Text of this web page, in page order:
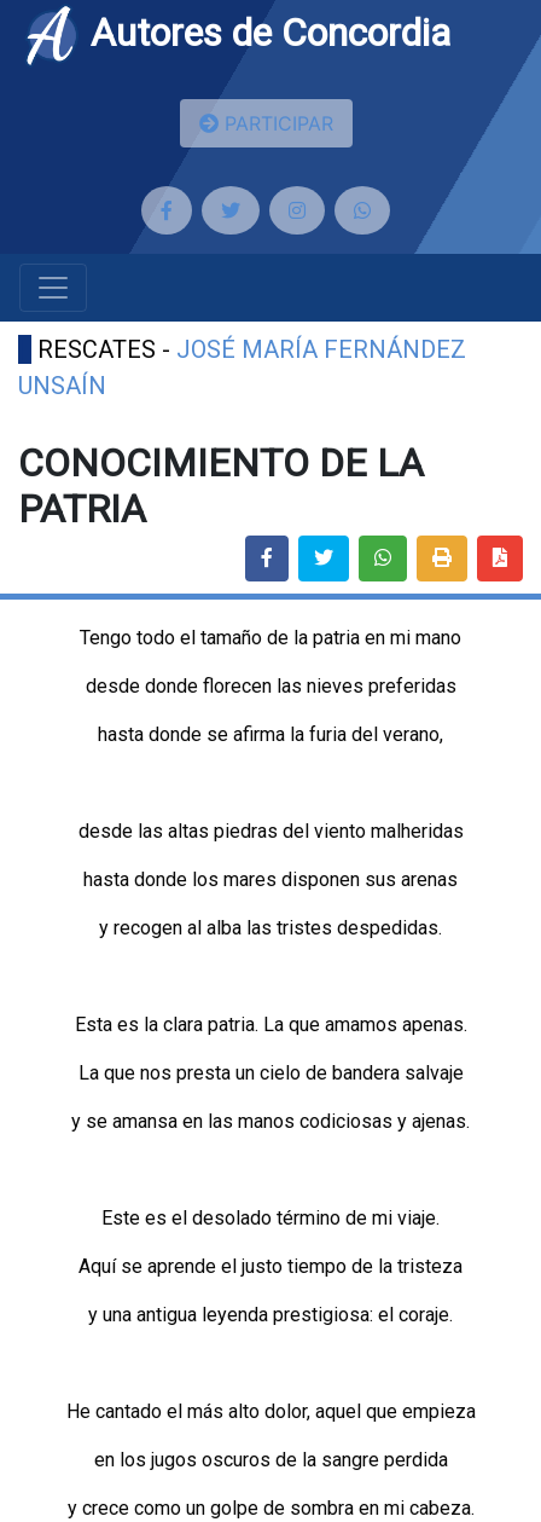
Autores de Concordia
PARTICIPAR
RESCATES - JOSÉ MARÍA FERNÁNDEZ
UNSAÍN
CONOCIMIENTO DE LA
PATRIA
Tengo todo el tamaño de la patria en mi mano
desde donde florecen las nieves preferidas
hasta donde se afirma la furia del verano,
desde las altas piedras del viento malheridas
hasta donde los mares disponen sus arenas
y recogen al alba las tristes despedidas.
Esta es la clara patria. La que amamos apenas.
La que nos presta un cielo de bandera salvaje
y se amansa en las manos codiciosas y ajenas.
Este es el desolado término de mi viaje.
Aquí se aprende el justo tiempo de la tristeza
y una antigua leyenda prestigiosa: el coraje.
He cantado el más alto dolor, aquel que empieza
en los jugos oscuros de la sangre perdida
y crece como un golpe de sombra en mi cabeza.